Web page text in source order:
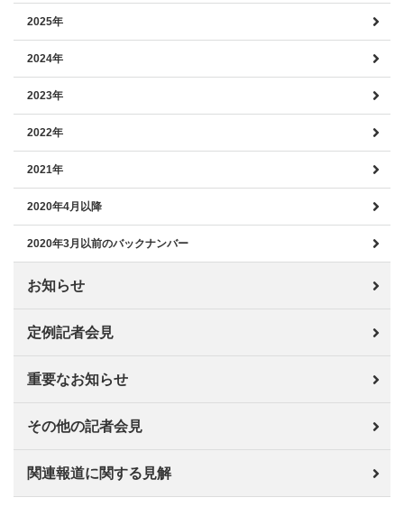
2025年
2024年
2023年
2022年
2021年
2020年4月以降
2020年3月以前のバックナンバー
お知らせ
定例記者会見
重要なお知らせ
その他の記者会見
関連報道に関する見解